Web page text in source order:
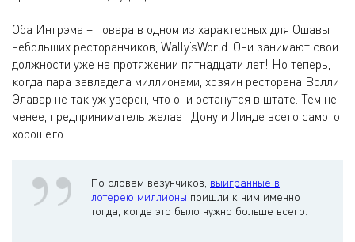
Оба Ингрэма – повара в одном из характерных для Ошавы
небольших ресторанчиков, Wally’sWorld. Они занимают свои
должности уже на протяжении пятнадцати лет! Но теперь,
когда пара завладела миллионами, хозяин ресторана Волли
Элавар не так уж уверен, что они останутся в штате. Тем не
менее, предприниматель желает Дону и Линде всего самого
хорошего.
По словам везунчиков, выигранные в
лотерею миллионы пришли к ним именно
тогда, когда это было нужно больше всего.